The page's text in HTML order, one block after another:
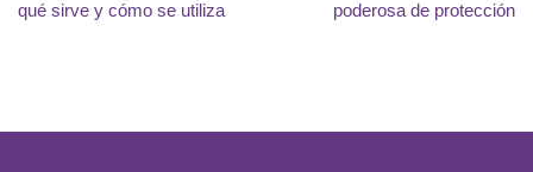
qué sirve y cómo se utiliza
poderosa de protección